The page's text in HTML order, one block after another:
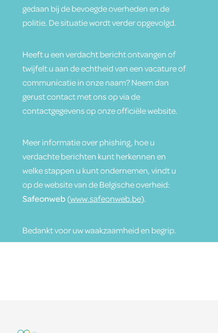
gedaan bij de bevoegde overheden en de
politie. De situatie wordt verder opgevolgd.
Heeft u een verdacht bericht ontvangen of
twijfelt u aan de echtheid van een vacature of
communicatie in onze naam? Neem dan
gerust contact met ons op via de
contactgegevens op onze officiële website.
Meer informatie over phishing, hoe u
verdachte berichten kunt herkennen en
welke stappen u kunt ondernemen, vindt u
op de website van de Belgische overheid:
Safeonweb (www.safeonweb.be).
Bedankt voor uw waakzaamheid en begrip.